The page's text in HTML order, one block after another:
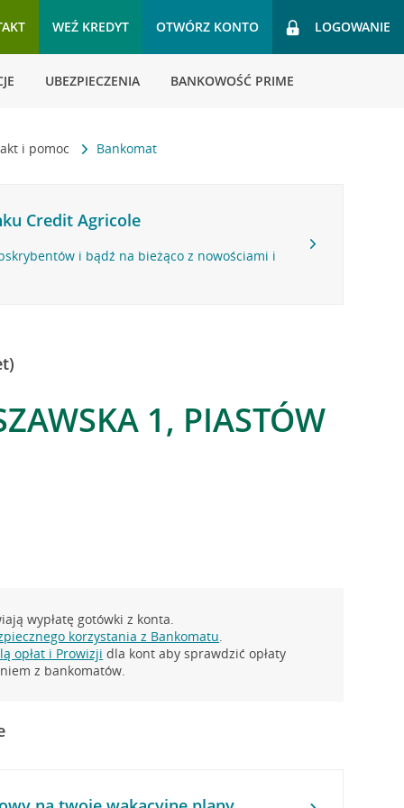
WEŹ KREDYT OTWÓRZ KONTO LOGOWANIE
UBEZPIECZENIA BANKOWOŚĆ PRIME
i pomoc Bankomat
Credit Agricole
i bądź na bieżąco z nowościami i
1, PIASTÓW
wypłatę gotówki z konta.
korzystania z Bankomatu.
opłat i Prowizji dla kont aby sprawdzić opłaty
z bankomatów.